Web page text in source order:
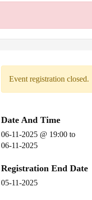
Event registration closed.
Date And Time
06-11-2025 @ 19:00 to
06-11-2025
Registration End Date
05-11-2025